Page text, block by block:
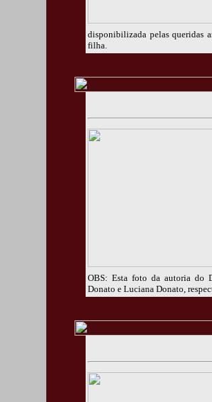
disponibilizada pelas queridas
filha.
OBS: Esta foto da autoria do
Donato e Luciana Donato,